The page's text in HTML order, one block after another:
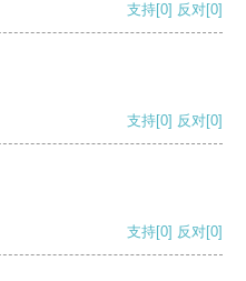
支持[0] 反对[0]
支持[0] 反对[0]
支持[0] 反对[0]